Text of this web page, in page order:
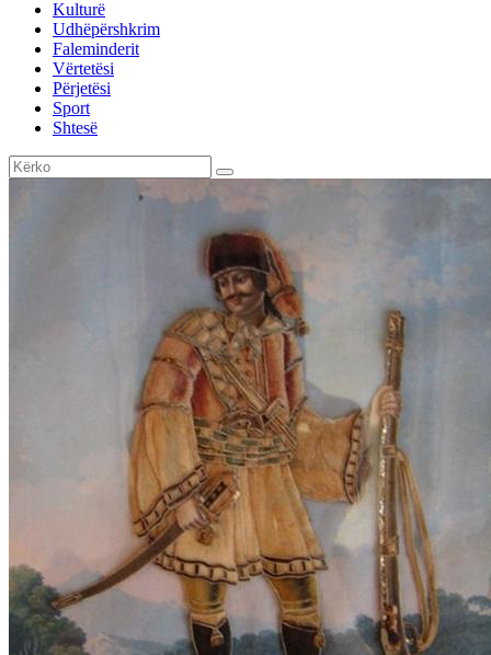
Kulturë
Udhëpërshkrim
Faleminderit
Vërtetësi
Përjetësi
Sport
Shtesë